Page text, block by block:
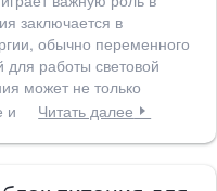
заключается в
обычно переменного
для работы световой
может не только
и
Читать далее